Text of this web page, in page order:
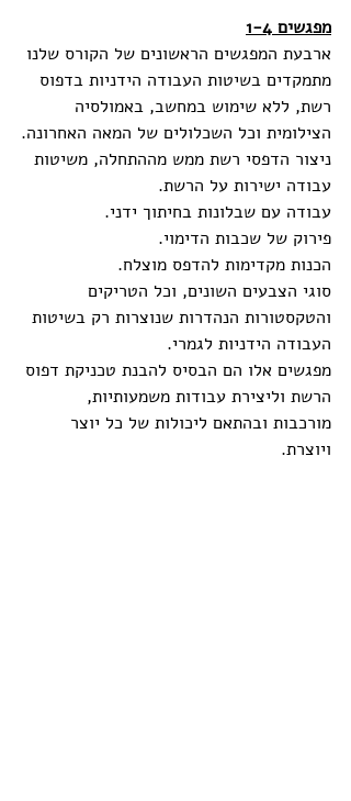
מפגשים 1-4
ארבעת המפגשים הראשונים של הקורס שלנו
מתמקדים בשיטות העבודה הידניות בדפוס
רשת, ללא שימוש במחשב, באמולסיה
הצילומית וכל השכלולים של המאה האחרונה.
ניצור הדפסי רשת ממש מההתחלה, משיטות
עבודה ישירות על הרשת.
עבודה עם שבלונות בחיתוך ידני.
פירוק של שכבות הדימוי.
הכנות מקדימות להדפס מוצלח.
סוגי הצבעים השונים, וכל הטריקים
והטקסטורות הנהדרות שנוצרות רק בשיטות
העבודה הידניות לגמרי.
מפגשים אלו הם הבסיס להבנת טכניקת דפוס
הרשת וליצירת עבודות משמעותיות,
מורכבות ובהתאם ליכולות של כל יוצר
ויוצרת.